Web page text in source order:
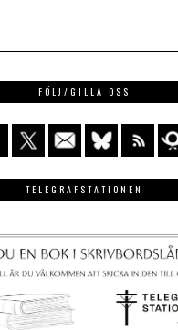
FÖLJ/GILLA OSS
TELEGRAFSTATIONEN